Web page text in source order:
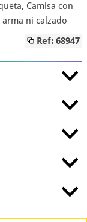
Camisa con
ni calzado
Ref: 68947